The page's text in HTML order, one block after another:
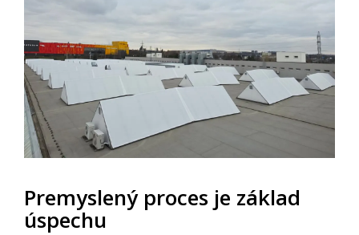
Premyslený proces je základ
úspechu